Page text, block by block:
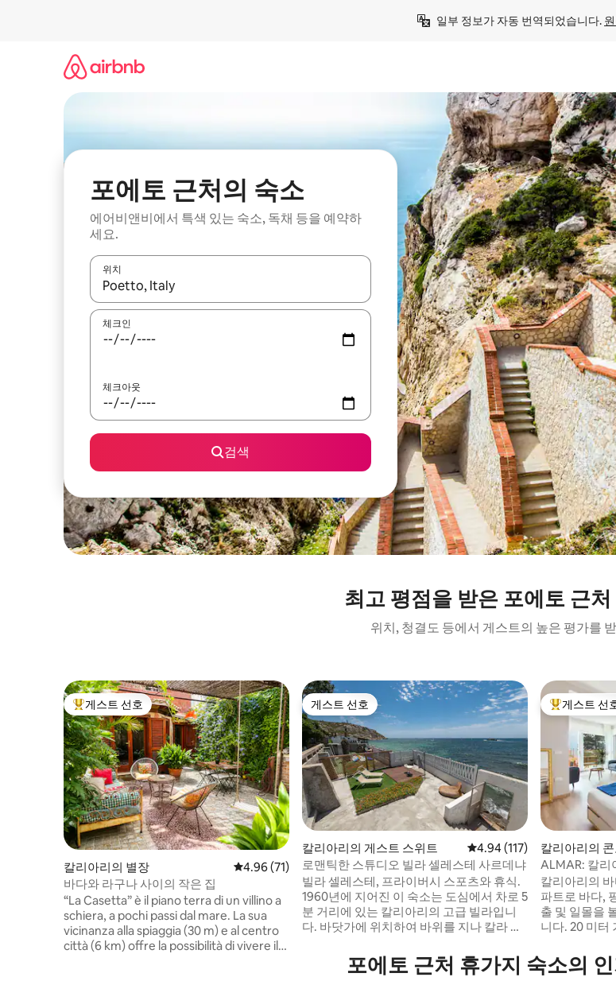
일부 정보가 자동 번역되었습니다.
포에토 근처의 숙소
에어비앤비에서 특색 있는 숙소, 독채 등을 예약하
세요.
위치
결과가 나오면 위·아래 화살표 키를 사용하거나 터치 또는 스와이프 동작으로 탐색하세요.
체크인
체크아웃
검색
최고 평점을 받은 포에토 근
위치, 청결도 등에서 게스트의 높은 평가를
상위 게스트 선호
게스트 선호
칼리아리의 별장 평점 4.96점(5점 만점), 후기 71개
4.96 (71)
바다와 라구나 사이의 작은 집
“La Casetta” è il piano terra di un villino a
schiera, a pochi passi dal mare. La sua
vicinanza alla spiaggia (30 m) e al centro
città (6 km) offre la possibilità di vivere il
게스트 선호
게스트 선호
칼리아리의 게스트 스위트 평점 4.94점(5점 만점), 후기
4.94 (117)
로맨틱한 스튜디오 빌라 셀레스테 사르데냐
빌라 셀레스테, 프라이버시 스포츠와 휴식.
1960년에 지어진 이 숙소는 도심에서 차로 5
분 거리에 있는 칼리아리의 고급 빌라입니
다. 바닷가에 위치하여 바위를 지나 칼라 베
우 프라이빗합니다. 뒤쪽 언덕에서는 숨 막
히는 전망과 고대 기념물을 볼 수 있으며, 트
상위 게스트
게스트 선
칼리아리의
ALMAR: 칼리
우스
칼리아리의
파트로 바다,
출 및 일몰을
니다. 20 미터
에토 해변이
버스 정류장에
포에토 근처 휴가지 숙소의